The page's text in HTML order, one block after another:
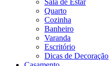
Sala de Estar
Quarto
Cozinha
Banheiro
Varanda
Escritório
Dicas de Decoração